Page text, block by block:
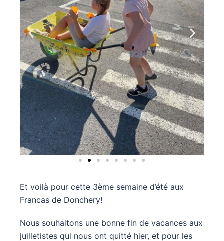
Et voilà pour cette 3ème semaine d’été aux
Francas de Donchery!
Nous souhaitons une bonne fin de vacances aux
juilletistes qui nous ont quitté hier, et pour les